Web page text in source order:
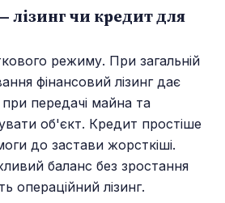
лізинг чи кредит для
режиму. При загальній
фінансовий лізинг дає
передачі майна та
об'єкт. Кредит простіше
до застави жорсткіші.
баланс без зростання
операційний лізинг.